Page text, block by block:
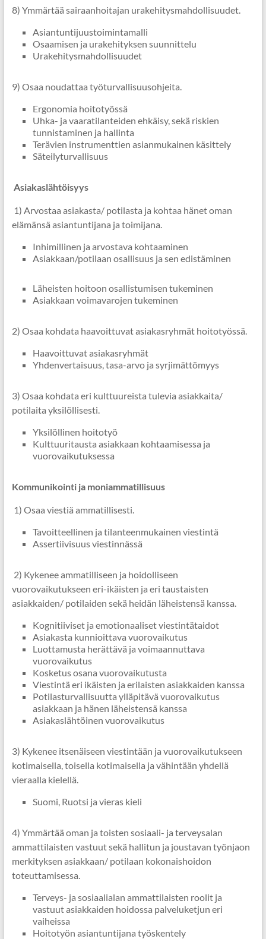
8) Ymmärtää sairaanhoitajan urakehitysmahdollisuudet.
Asiantuntijuustoimintamalli
Osaamisen ja urakehityksen suunnittelu
Urakehitysmahdollisuudet
9) Osaa noudattaa työturvallisuusohjeita.
Ergonomia hoitotyössä
Uhka- ja vaaratilanteiden ehkäisy, sekä riskien
tunnistaminen ja hallinta
Terävien instrumenttien asianmukainen käsittely
Säteilyturvallisuus
Asiakaslähtöisyys
1) Arvostaa asiakasta/ potilasta ja kohtaa hänet oman
elämänsä asiantuntijana ja toimijana.
Inhimillinen ja arvostava kohtaaminen
Asiakkaan/potilaan osallisuus ja sen edistäminen
Läheisten hoitoon osallistumisen tukeminen
Asiakkaan voimavarojen tukeminen
2) Osaa kohdata haavoittuvat asiakasryhmät hoitotyössä.
Haavoittuvat asiakasryhmät
Yhdenvertaisuus, tasa-arvo ja syrjimättömyys
3) Osaa kohdata eri kulttuureista tulevia asiakkaita/
potilaita yksilöllisesti.
Yksilöllinen hoitotyö
Kulttuuritausta asiakkaan kohtaamisessa ja
vuorovaikutuksessa
Kommunikointi ja moniammatillisuus
1) Osaa viestiä ammatillisesti.
Tavoitteellinen ja tilanteenmukainen viestintä
Assertiivisuus viestinnässä
2) Kykenee ammatilliseen ja hoidolliseen
vuorovaikutukseen eri-ikäisten ja eri taustaisten
asiakkaiden/ potilaiden sekä heidän läheistensä kanssa.
Kognitiiviset ja emotionaaliset viestintätaidot
Asiakasta kunnioittava vuorovaikutus
Luottamusta herättävä ja voimaannuttava
vuorovaikutus
Kosketus osana vuorovaikutusta
Viestintä eri ikäisten ja erilaisten asiakkaiden kanssa
Potilasturvallisuutta ylläpitävä vuorovaikutus
asiakkaan ja hänen läheistensä kanssa
Asiakaslähtöinen vuorovaikutus
3) Kykenee itsenäiseen viestintään ja vuorovaikutukseen
kotimaisella, toisella kotimaisella ja vähintään yhdellä
vieraalla kielellä.
Suomi, Ruotsi ja vieras kieli
4) Ymmärtää oman ja toisten sosiaali- ja terveysalan
ammattilaisten vastuut sekä hallitun ja joustavan työnjaon
merkityksen asiakkaan/ potilaan kokonaishoidon
toteuttamisessa.
Terveys- ja sosiaalialan ammattilaisten roolit ja
vastuut asiakkaiden hoidossa palveluketjun eri
vaiheissa
Hoitotyön asiantuntijana työskentely